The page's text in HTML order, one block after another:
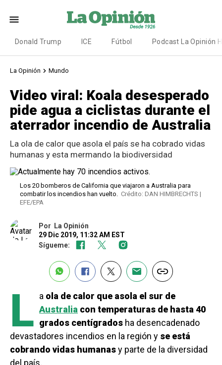
Donald Trump ICE Fútbol Podcast La Opinión
La Opinión Mundo
Video viral: Koala desesperado
pide agua a ciclistas durante el
aterrador incendio de Australia
La ola de calor que asola el país se ha cobrado vidas
humanas y esta mermando la biodiversidad
Los 20 bomberos de California que viajaron a Australia para
combatir los incendios han vuelto. Crédito: DAN HIMBRECHTS |
EFE/EPA
Por
La Opinión
29 Dic 2019, 11:32 AM EST
Sígueme:
L a ola de calor que asola el sur de
Australia con temperaturas de hasta 40
grados centígrados ha desencadenado
devastadores incendios en la región y se está
cobrando vidas humanasy parte de la diversidad
del país.